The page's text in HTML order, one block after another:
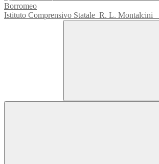
Istituto Comprensivo Statale R. L. Montalcini